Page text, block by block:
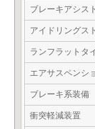
ブレーキアシスト
アイドリングス
ランフラットタ
エアサスペンシ
ブレーキ系装備
衝突軽減装置